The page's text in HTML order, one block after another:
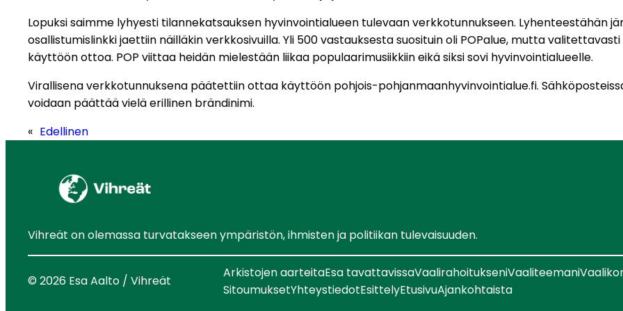
Lopuksi saimme lyhyesti tilannekatsauksen hyvinvointialueen tulevaan verkkotunnukseen. Lyhenteestähän
osallistumislinkki jaettiin näilläkin verkkosivuilla. Yli 500 vastauksesta suosituin oli POPalue, mutta
käyttöön ottoa. POP viittaa heidän mielestään liikaa populaarimusiikkiin eikä siksi sovi hyvinvointialueelle.
Virallisena verkkotunnuksena päätettiin ottaa käyttöön pohjois-pohjanmaanhyvinvointialue.fi.
voidaan päättää vielä erillinen brändinimi.
« Edellinen
Vihreät on olemassa turvatakseen ympäristön, ihmisten ja politiikan tulevaisuuden.
© 2026 Esa Aalto / Vihreät
Arkistojen aarteitaEsa tavattavissaVaalirahoitukseniVaaliteemani
SitoumuksetYhteystiedotEsittelyEtusivuAjankohtaista